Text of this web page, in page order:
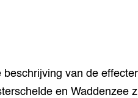
&
van de
en Waddenzee